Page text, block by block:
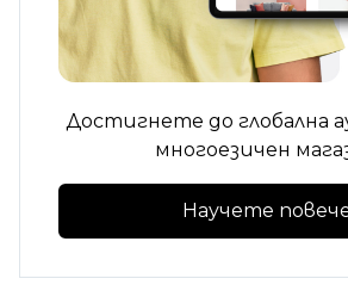
Достигнете до глобална
многоезичен
Научете